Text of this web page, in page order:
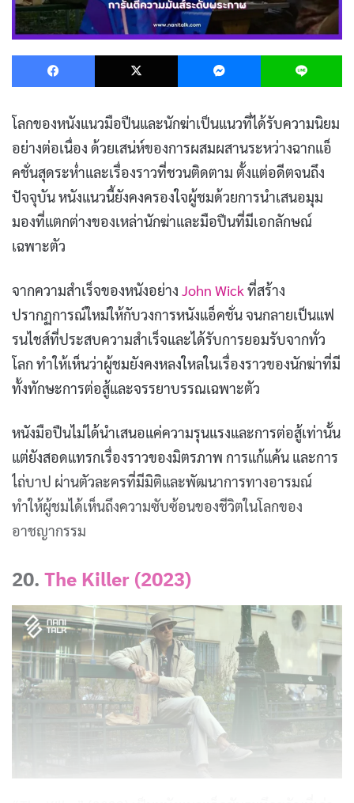
Facebook X Messenger
โลกของหนังแนวมือปืนและนักฆ่าเป็นแนวที่ได้รับความนิยม
อย่างต่อเนื่อง ด้วยเสน่ห์ของการผสมผสานระหว่างฉากแอ็
คชั่นสุดระห่ำและเรื่องราวที่ชวนติดตาม ตั้งแต่อดีตจนถึง
ปัจจุบัน หนังแนวนี้ยังคงครองใจผู้ชมด้วยการนำเสนอมุม
มองที่แตกต่างของเหล่านักฆ่าและมือปืนที่มีเอกลักษณ์
เฉพาะตัว
จากความสำเร็จของหนังอย่าง John Wick ที่สร้าง
ปรากฏการณ์ใหม่ให้กับวงการหนังแอ็คชั่น จนกลายเป็นแฟ
รนไชส์ที่ประสบความสำเร็จและได้รับการยอมรับจากทั่ว
โลก ทำให้เห็นว่าผู้ชมยังคงหลงใหลในเรื่องราวของนักฆ่าที่มี
ทั้งทักษะการต่อสู้และจรรยาบรรณเฉพาะตัว
หนังมือปืนไม่ได้นำเสนอแค่ความรุนแรงและการต่อสู้เท่านั้น
แต่ยังสอดแทรกเรื่องราวของมิตรภาพ การแก้แค้น และการ
ไถ่บาป ผ่านตัวละครที่มีมิติและพัฒนาการทางอารมณ์
ทำให้ผู้ชมได้เห็นถึงความซับซ้อนของชีวิตในโลกของ
อาชญากรรม
20. The Killer (2023)